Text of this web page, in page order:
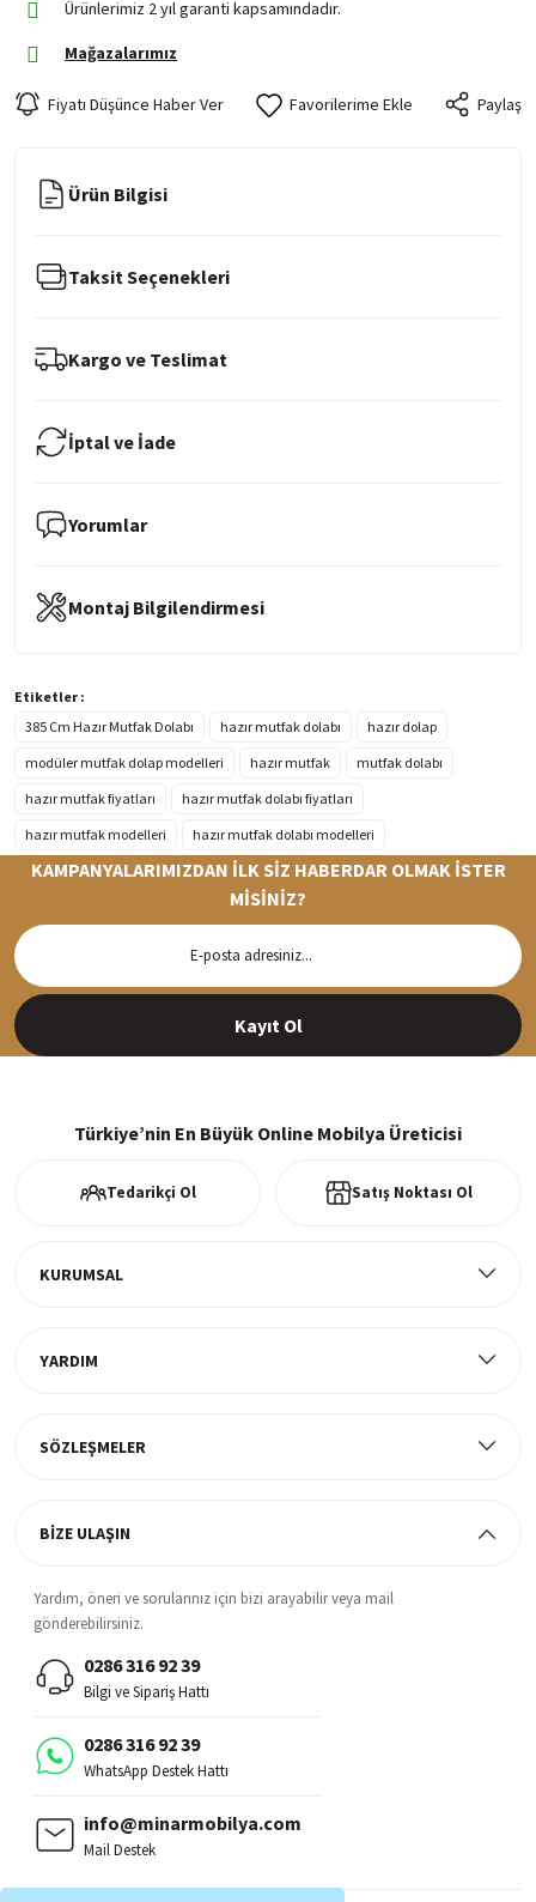
Ürünlerimiz 2 yıl garanti kapsamındadır.
Mağazalarımız
Fiyatı Düşünce Haber Ver Paylaş
Ürün Bilgisi
Taksit Seçenekleri
Kargo ve Teslimat
İptal ve İade
Yorumlar
Montaj Bilgilendirmesi
Etiketler :
385 Cm Hazır Mutfak Dolabı
hazır mutfak dolabı
hazır dolap
modüler mutfak dolap modelleri
hazır mutfak
mutfak dolabı
hazır mutfak fiyatları
hazır mutfak dolabı fiyatları
hazır mutfak modelleri
hazır mutfak dolabı modelleri
Siparişleriniz en kısa sürede hazırlanarak kargoya verilir
KAMPANYALARIMIZDAN İLK SİZ HABERDAR OLMAK İSTER
MİSİNİZ?
Kayıt Ol
Türkiye’nin En Büyük Online Mobilya Üreticisi
Tedarikçi Ol Satış Noktası Ol
KURUMSAL
YARDIM
SÖZLEŞMELER
BİZE ULAŞIN
Yardım, öneri ve sorularınız için bizi arayabilir veya mail
gönderebilirsiniz.
0286 316 92 39
Bilgi ve Sipariş Hattı
0286 316 92 39
WhatsApp Destek Hattı
info@minarmobilya.com
Mail Destek